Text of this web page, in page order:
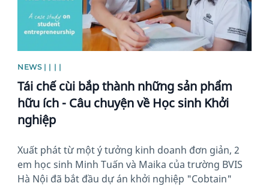
NEWS | | | |
Tái chế cùi bắp thành những sản phẩm
hữu ích - Câu chuyện về Học sinh Khởi
nghiệp
Xuất phát từ một ý tưởng kinh doanh đơn giản, 2
em học sinh Minh Tuấn và Maika của trường BVIS
Hà Nội đã bắt đầu dự án khởi nghiệp "Cobtain"